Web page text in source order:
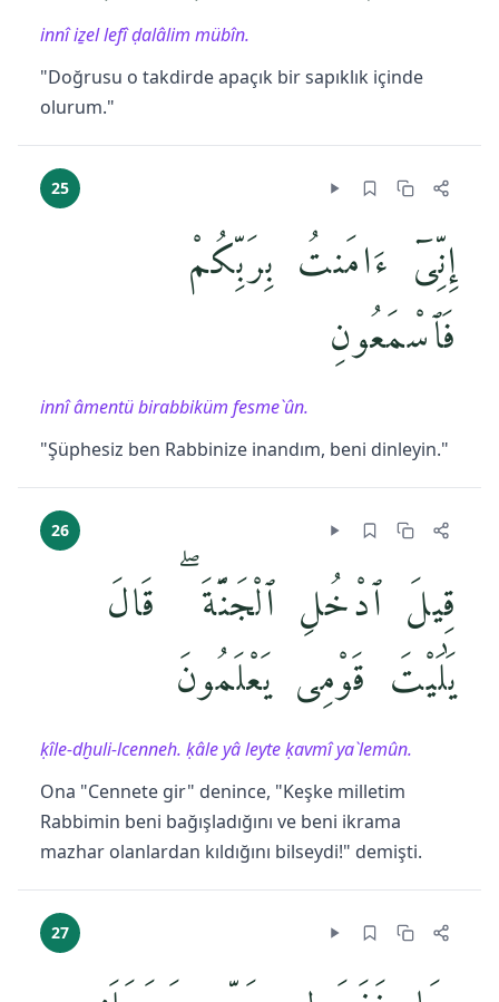
innî iẕel lefî ḍalâlim mübîn.
"Doğrusu o takdirde apaçık bir sapıklık içinde
olurum."
25
إِنِّىٓ ءَامَنتُ بِرَبِّكُمْ
فَٱسْمَعُونِ
innî âmentü birabbiküm fesme`ûn.
"Şüphesiz ben Rabbinize inandım, beni dinleyin."
26
قِيلَ ٱدْخُلِ ٱلْجَنَّةَ ۖ قَالَ
يَٰلَيْتَ قَوْمِى يَعْلَمُونَ
ḳîle-dḫuli-lcenneh. ḳâle yâ leyte ḳavmî ya`lemûn.
Ona "Cennete gir" denince, "Keşke milletim
Rabbimin beni bağışladığını ve beni ikrama
mazhar olanlardan kıldığını bilseydi!" demişti.
27